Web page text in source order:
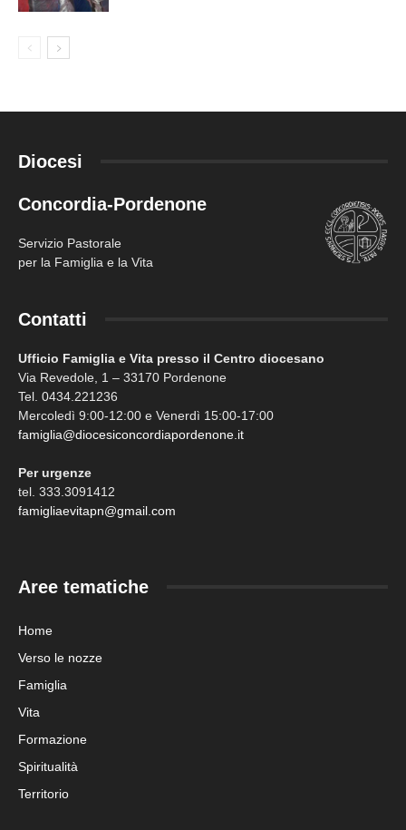
Diocesi
Concordia-Pordenone
Servizio Pastorale
per la Famiglia e la Vita
Contatti
Ufficio Famiglia e Vita presso il Centro diocesano
Via Revedole, 1 – 33170 Pordenone
Tel. 0434.221236
Mercoledì 9:00-12:00 e Venerdì 15:00-17:00
famiglia@diocesiconcordiapordenone.it
Per urgenze
tel. 333.3091412
famigliaevitapn@gmail.com
Aree tematiche
Home
Verso le nozze
Famiglia
Vita
Formazione
Spiritualità
Territorio